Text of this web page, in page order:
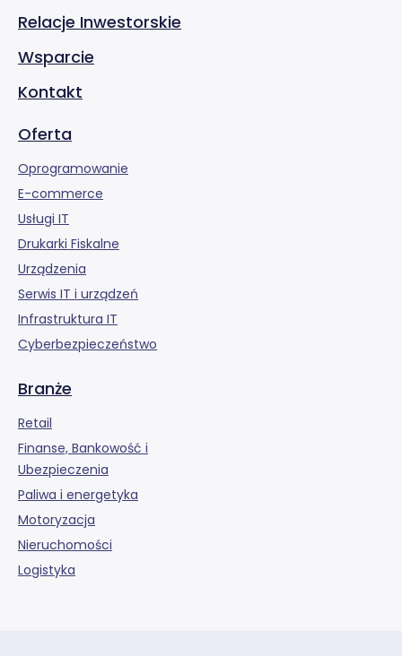
Relacje Inwestorskie
Wsparcie
Kontakt
Oferta
Oprogramowanie
E-commerce
Usługi IT
Drukarki Fiskalne
Urządzenia
Serwis IT i urządzeń
Infrastruktura IT
Cyberbezpieczeństwo
Branże
Retail
Finanse, Bankowość i
Ubezpieczenia
Paliwa i energetyka
Motoryzacja
Nieruchomości
Logistyka